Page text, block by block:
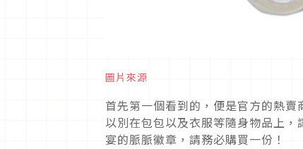
圖片來源
首先第一個看到的，便是官方的熱
以別在包包以及衣服等隨身物品上
宴的脈脈徽章，請務必購買一份！